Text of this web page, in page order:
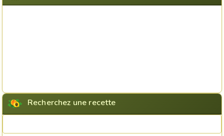
Recherchez une recette